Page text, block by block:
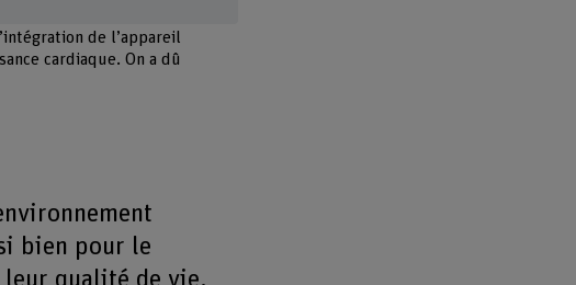
de l’appareil
cardiaque. On a dû
bien pour le
qualité de vie.